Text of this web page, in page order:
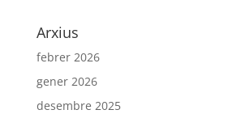
Arxius
febrer 2026
gener 2026
desembre 2025